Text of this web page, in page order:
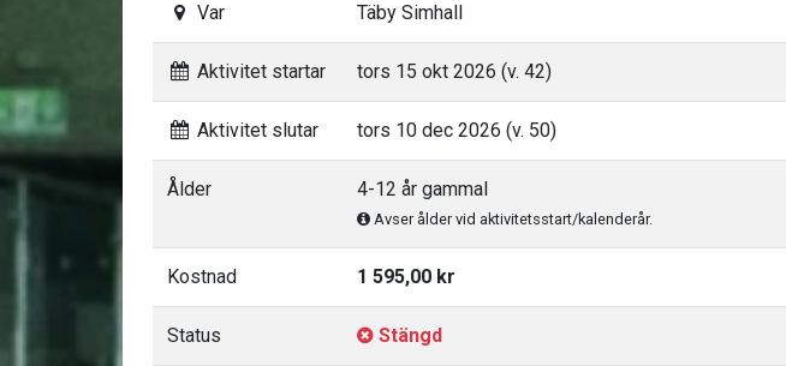
Var Täby Simhall
Aktivitet startar tors 15 okt 2026 (v. 42)
Aktivitet slutar tors 10 dec 2026 (v. 50)
Ålder 4-12 år gammal
Avser ålder vid aktivitetsstart/kalenderår.
Kostnad 1 595,00 kr
Status Stängd